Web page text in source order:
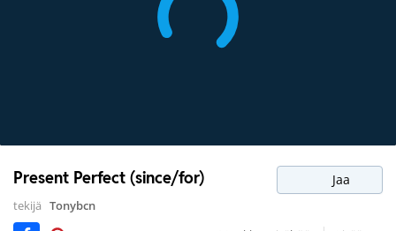
Present Perfect (since/for) Jaa
tekijä Tonybcn